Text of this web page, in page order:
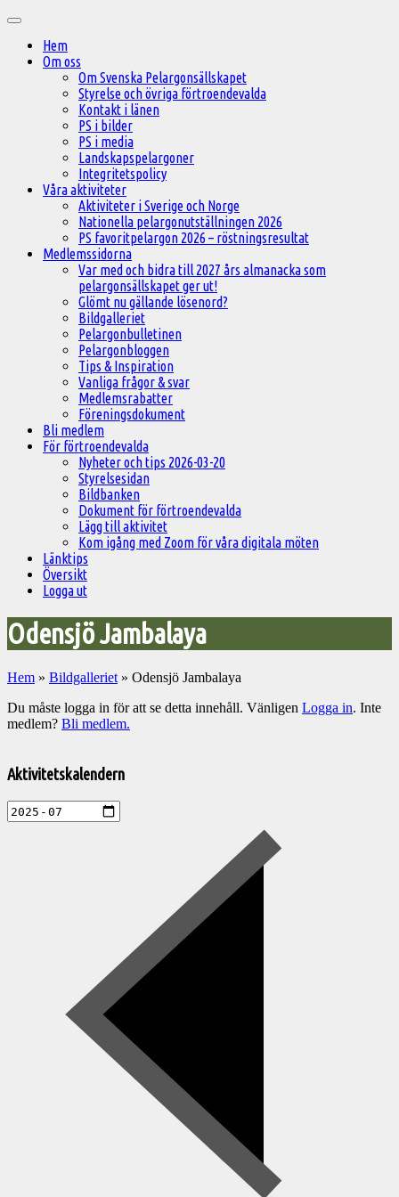
innehåll
Huvudmeny
Hem
Om oss
Om Svenska Pelargonsällskapet
Styrelse och övriga förtroendevalda
Kontakt i länen
PS i bilder
PS i media
Landskapspelargoner
Integritetspolicy
Våra aktiviteter
Aktiviteter i Sverige och Norge
Nationella pelargonutställningen 2026
PS favoritpelargon 2026 – röstningsresultat
Medlemssidorna
Var med och bidra till 2027 års almanacka som
pelargonsällskapet ger ut!
Glömt nu gällande lösenord?
Bildgalleriet
Pelargonbulletinen
Pelargonbloggen
Tips & Inspiration
Vanliga frågor & svar
Medlemsrabatter
Föreningsdokument
Bli medlem
För förtroendevalda
Nyheter och tips 2026-03-20
Styrelsesidan
Bildbanken
Dokument för förtroendevalda
Lägg till aktivitet
Kom igång med Zoom för våra digitala möten
Länktips
Översikt
Logga ut
Odensjö Jambalaya
Hem » Bildgalleriet » Odensjö Jambalaya
Du måste logga in för att se detta innehåll. Vänligen Logga in. Inte
medlem? Bli medlem.
till
aktiviteter
Aktivitetskalendern